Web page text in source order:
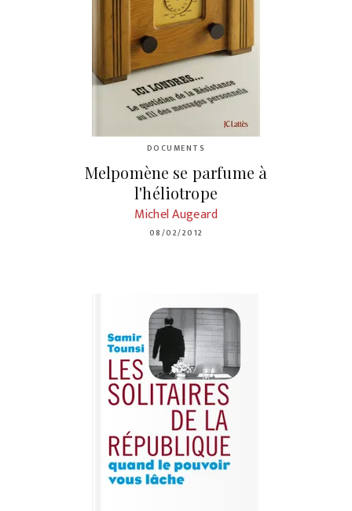
DOCUMENTS
Melpomène se parfume à
l'héliotrope
Michel Augeard
08/02/2012